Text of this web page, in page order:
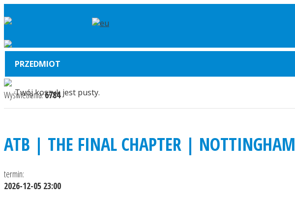
PRZEDMIOT
Twój koszyk jest pusty.
Wyświetlenia:6784
ATB | THE FINAL CHAPTER | NOTTINGHAM
termin:
2026-12-05 23:00